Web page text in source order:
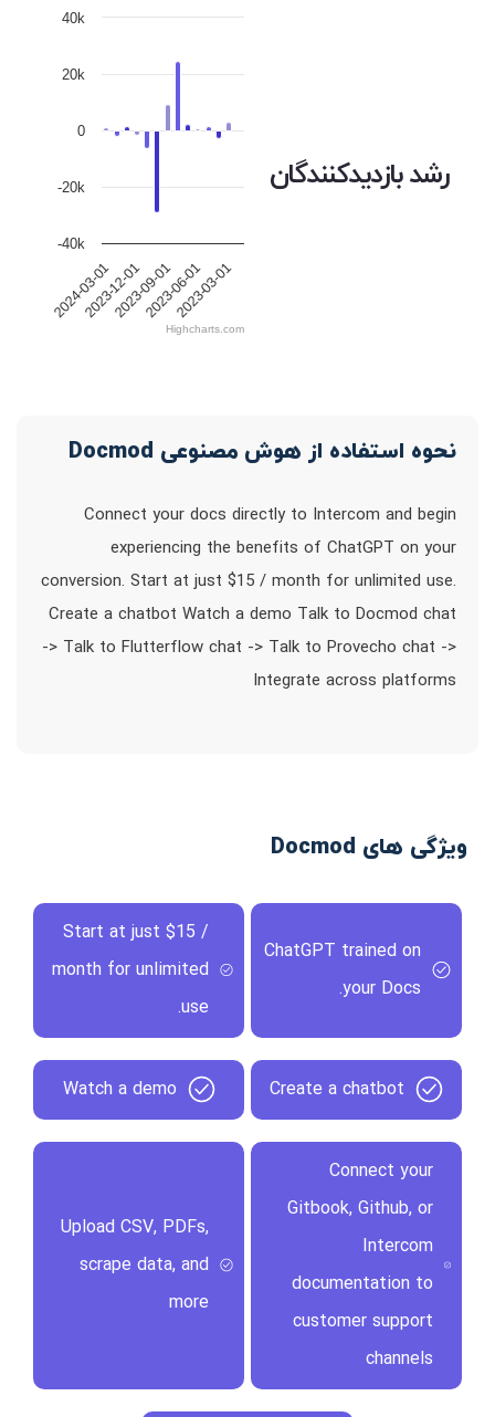
رشد بازدیدکنندگان
2024-03-01
2023-12-012023-09-012023-06-012023-03-01
-40k
-20k
0
20k
40k
Highcharts.com
نحوه استفاده از هوش مصنوعی Docmod
Connect your docs directly to Intercom and begin
experiencing the benefits of ChatGPT on your
conversion. Start at just $15 / month for unlimited use.
Create a chatbot Watch a demo Talk to Docmod chat
-> Talk to Flutterflow chat -> Talk to Provecho chat ->
Integrate across platforms
ویژگی های Docmod
ChatGPT trained on
your Docs.
Start at just $15 /
month for unlimited
use.
Create a chatbot
Watch a demo
Connect your
Gitbook, Github, or
Intercom
documentation to
customer support
channels
Upload CSV, PDFs,
scrape data, and
more